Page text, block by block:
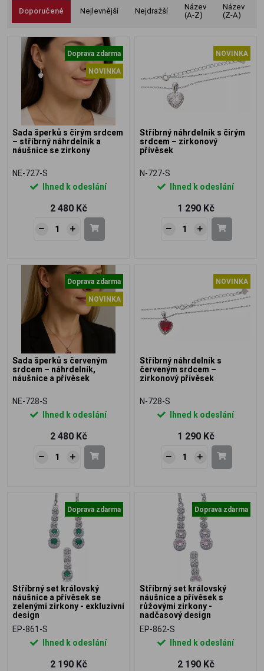
Doporučené Nejlevnější Nejdražší
Název
(A-Z)
Název
(Z-A)
Doprava zdarma
NOVINKA
Sada šperků s čirým srdcem
– stříbrný náhrdelník a
náušnice se zirkony
NE-727-S
Ihned k odeslání
2 480 Kč
NOVINKA
Stříbrný náhrdelník s čirým
srdcem – zirkonový
přívěsek
N-727-S
Ihned k odeslání
1 290 Kč
Doprava zdarma
NOVINKA
Sada šperků s červeným
srdcem – náhrdelník,
náušnice a přívěsek
NE-728-S
Ihned k odeslání
2 480 Kč
NOVINKA
Stříbrný náhrdelník s
červeným srdcem –
zirkonový přívěsek
N-728-S
Ihned k odeslání
1 290 Kč
Doprava zdarma
Stříbrný set královský
náušnice a přívěsek se
zelenými zirkony - exkluzivní
design
EP-861-S
Ihned k odeslání
2 190 Kč
Doprava zdarma
Stříbrný set královský
náušnice a přívěsek s
růžovými zirkony -
nadčasový design
EP-862-S
Ihned k odeslání
2 190 Kč